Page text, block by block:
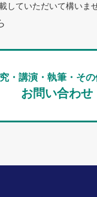
していただいて構いませ
・講演・執筆・そ
お問い合わせ